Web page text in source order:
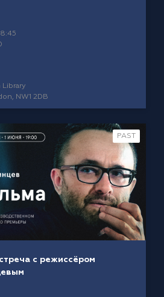
NW1 2DB
PAST
с режиссёром